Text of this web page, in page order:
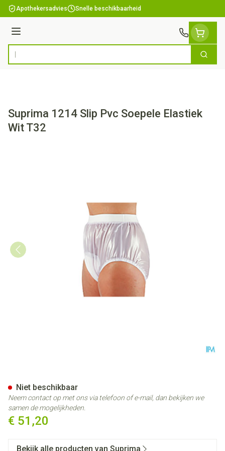
Ga naar de inhoud
Apothekersadvies Snelle beschikbaarheid
Menu
Product, merk, categorie... Zoek
Suprima 1214 Slip Pvc Soepele Elastiek
Wit T32
€ 51,20
Niet beschikbaar
Neem contact op met ons via telefoon of e-mail, dan bekijken we
samen de mogelijkheden.
Bekijk alle producten van Suprima